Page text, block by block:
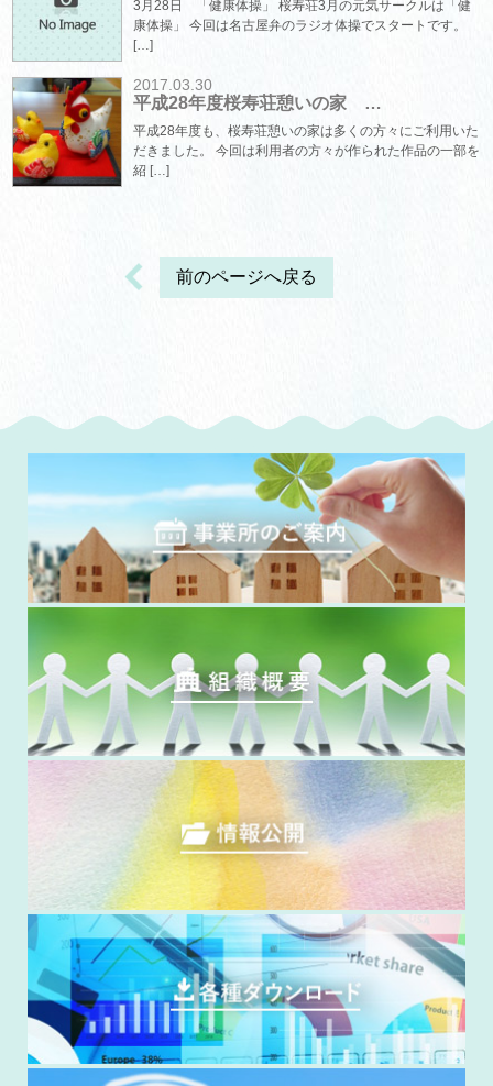
3月28日 「健康体操」 桜寿荘3月の元気サークルは「健
康体操」 今回は名古屋弁のラジオ体操でスタートです。
[…]
2017.03.30
平成28年度桜寿荘憩いの家 …
平成28年度も、桜寿荘憩いの家は多くの方々にご利用いた
だきました。 今回は利用者の方々が作られた作品の一部を
紹 […]
前のページへ戻る